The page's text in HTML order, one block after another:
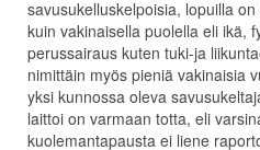
savusukelluskelpoisia, lopuilla
kuin vakinaisella puolella eli ikä,
perussairaus kuten tuki-ja
nimittäin myös pieniä vakinaisia
yksi kunnossa oleva
laittoi on varmaan totta, eli
kuolemantapausta ei liene